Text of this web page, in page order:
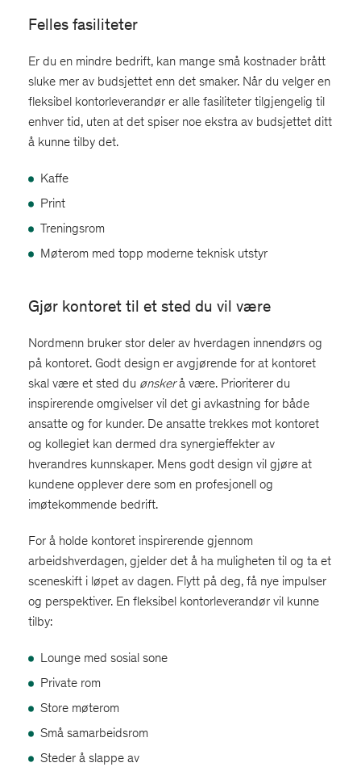
Felles fasiliteter
Er du en mindre bedrift, kan mange små kostnader brått
sluke mer av budsjettet enn det smaker. Når du velger en
fleksibel kontorleverandør er alle fasiliteter tilgjengelig til
enhver tid, uten at det spiser noe ekstra av budsjettet ditt
å kunne tilby det.
Kaffe
Print
Treningsrom
Møterom med topp moderne teknisk utstyr
Gjør kontoret til et sted du vil være
Nordmenn bruker stor deler av hverdagen innendørs og
på kontoret. Godt design er avgjørende for at kontoret
skal være et sted du ønskerå være. Prioriterer du
inspirerende omgivelser vil det gi avkastning for både
ansatte og for kunder. De ansatte trekkes mot kontoret
og kollegiet kan dermed dra synergieffekter av
hverandres kunnskaper. Mens godt design vil gjøre at
kundene opplever dere som en profesjonell og
imøtekommende bedrift.
For å holde kontoret inspirerende gjennom
arbeidshverdagen, gjelder det å ha muligheten til og ta et
sceneskift i løpet av dagen. Flytt på deg, få nye impulser
og perspektiver. En fleksibel kontorleverandør vil kunne
tilby:
Lounge med sosial sone
Private rom
Store møterom
Små samarbeidsrom
Steder å slappe av